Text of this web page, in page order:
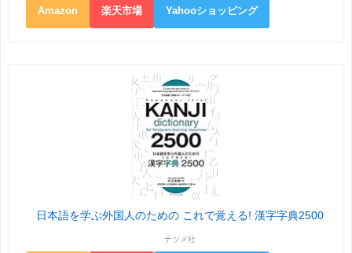
Amazon 楽天市場 Yahooショッピング
日本語を学ぶ外国人のための これで覚える! 漢字字典2500
ナツメ社